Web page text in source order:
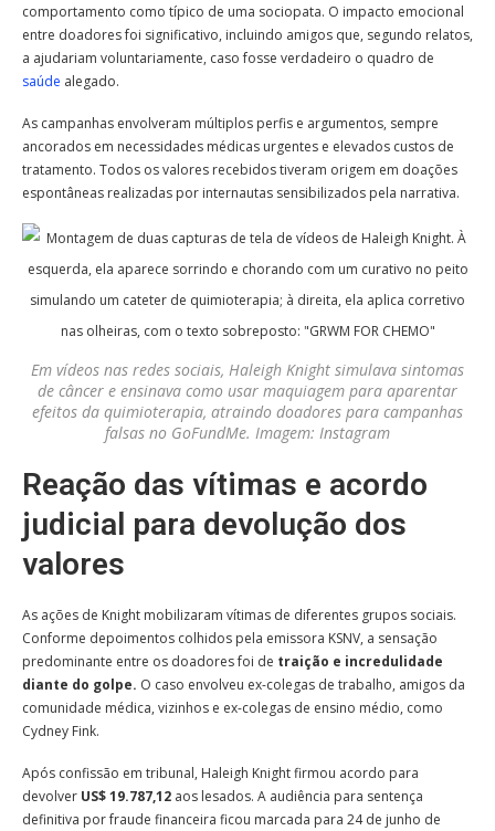
comportamento como típico de uma sociopata. O impacto emocional
entre doadores foi significativo, incluindo amigos que, segundo relatos,
a ajudariam voluntariamente, caso fosse verdadeiro o quadro de
saúde alegado.
As campanhas envolveram múltiplos perfis e argumentos, sempre
ancorados em necessidades médicas urgentes e elevados custos de
tratamento. Todos os valores recebidos tiveram origem em doações
espontâneas realizadas por internautas sensibilizados pela narrativa.
Em vídeos nas redes sociais, Haleigh Knight simulava sintomas
de câncer e ensinava como usar maquiagem para aparentar
efeitos da quimioterapia, atraindo doadores para campanhas
falsas no GoFundMe. Imagem: Instagram
Reação das vítimas e acordo
judicial para devolução dos
valores
As ações de Knight mobilizaram vítimas de diferentes grupos sociais.
Conforme depoimentos colhidos pela emissora KSNV, a sensação
predominante entre os doadores foi de traição e incredulidade
diante do golpe. O caso envolveu ex-colegas de trabalho, amigos da
comunidade médica, vizinhos e ex-colegas de ensino médio, como
Cydney Fink.
Após confissão em tribunal, Haleigh Knight firmou acordo para
devolver US$ 19.787,12 aos lesados. A audiência para sentença
definitiva por fraude financeira ficou marcada para 24 de junho de